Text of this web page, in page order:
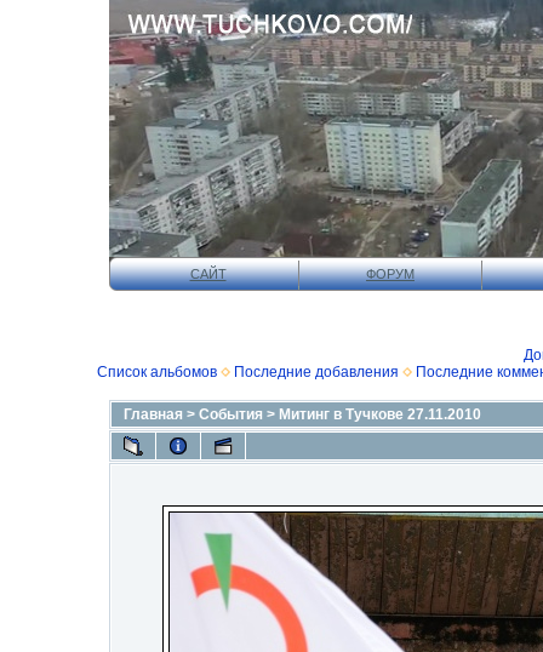
САЙТ ФОРУМ
Список альбомов
Последние добавления Последние
Главная > События > Митинг в Тучкове 27.11.2010